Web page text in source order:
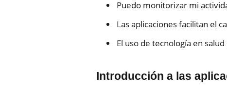
Puedo monitorizar mi
Las aplicaciones facilitan el
El uso de tecnología en
Introducción a las